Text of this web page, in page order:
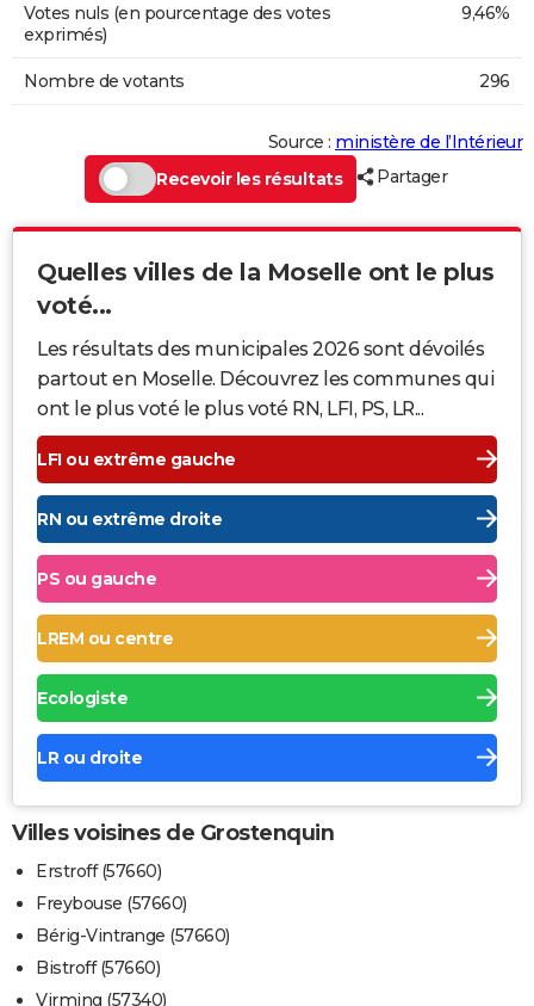
Votes nuls (en pourcentage des votes
exprimés)
9,46%
Nombre de votants 296
Source : ministère de l’Intérieur
Recevoir les résultats
Partager
Quelles villes de la Moselle ont le plus
voté...
Les résultats des municipales 2026 sont dévoilés
partout en Moselle. Découvrez les communes qui
ont le plus voté le plus voté RN, LFI, PS, LR...
LFI ou extrême gauche
RN ou extrême droite
PS ou gauche
LREM ou centre
Ecologiste
LR ou droite
Villes voisines de Grostenquin
Erstroff (57660)
Freybouse (57660)
Bérig-Vintrange (57660)
Bistroff (57660)
Virming (57340)